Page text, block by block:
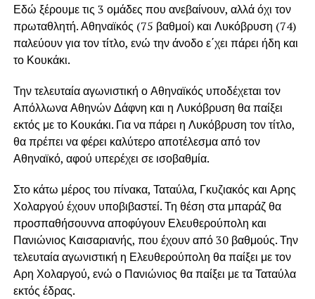
Εδώ ξέρουμε τις 3 ομάδες που ανεβαίνουν, αλλά όχι τον
πρωταθλητή. Αθηναϊκός (75 βαθμοί) και Λυκόβρυση (74)
παλεύουν για τον τίτλο, ενώ την άνοδο ε΄χει πάρει ήδη και
το Κουκάκι.
Την τελευταία αγωνιστική ο Αθηναϊκός υποδέχεται τον
Απόλλωνα Αθηνών Δάφνη και η Λυκόβρυση θα παίξει
εκτός με το Κουκάκι. Για να πάρει η Λυκόβρυση τον τίτλο,
θα πρέπει να φέρει καλύτερο αποτέλεσμα από τον
Αθηναϊκό, αφού υπερέχει σε ισοβαθμία.
Στο κάτω μέρος του πίνακα, Ταταύλα, Γκυζιακός και Αρης
Χολαργού έχουν υποβιβαστεί. Τη θέση στα μπαράζ θα
προσπαθήσουννα αποφύγουν Ελευθερούπολη και
Πανιώνιος Καισαριανής, που έχουν από 30 βαθμούς. Την
τελευταία αγωνιστική η Ελευθερούπολη θα παίξει με τον
Αρη Χολαργού, ενώ ο Πανιώνιος θα παίξει με τα Ταταύλα
εκτός έδρας.